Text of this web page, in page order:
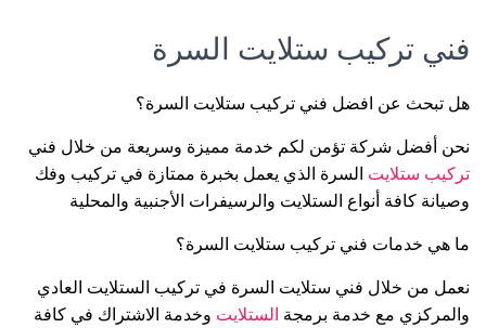
فني تركيب ستلايت السرة
هل تبحث عن افضل فني تركيب ستلايت السرة؟
نحن أفضل شركة تؤمن لكم خدمة مميزة وسريعة من خلال فني
تركيب ستلايت السرة الذي يعمل بخبرة ممتازة في تركيب وفك
وصيانة كافة أنواع الستلايت والرسيفرات الأجنبية والمحلية
ما هي خدمات فني تركيب ستلايت السرة؟
نعمل من خلال فني ستلايت السرة في تركيب الستلايت العادي
والمركزي مع خدمة برمجة الستلايت وخدمة الاشتراك في كافة